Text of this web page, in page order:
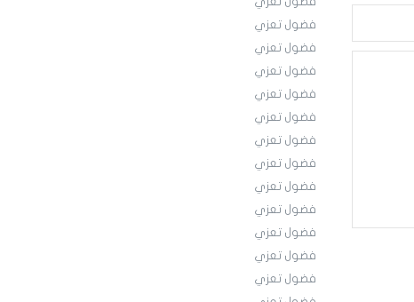
فضول تعزي
فضول تعزي
فضول تعزي
فضول تعزي
فضول تعزي
فضول تعزي
فضول تعزي
فضول تعزي
فضول تعزي
فضول تعزي
فضول تعزي
فضول تعزي